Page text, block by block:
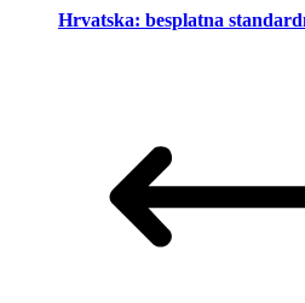
Hrvatska: besplatna